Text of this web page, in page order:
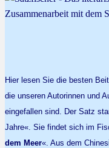
Hier lesen Sie die besten
die unseren Autorinnen und
eingefallen sind. Der Satz
Jahre«. Sie findet sich im
dem Meer«. Aus dem